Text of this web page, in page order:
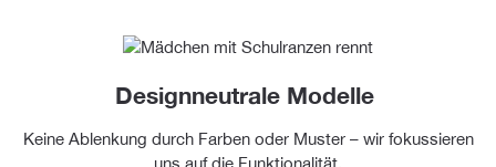
Designneutrale Modelle
Keine Ablenkung durch Farben oder Muster – wir fokussieren
uns auf die Funktionalität.